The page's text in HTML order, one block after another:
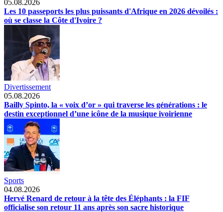
05.08.2026
Les 10 passeports les plus puissants d'Afrique en 2026 dévoilés :
où se classe la Côte d'Ivoire ?
Divertissement
05.08.2026
Bailly Spinto, la « voix d’or » qui traverse les générations : le
destin exceptionnel d’une icône de la musique ivoirienne
Sports
04.08.2026
Hervé Renard de retour à la tête des Éléphants : la FIF
officialise son retour 11 ans après son sacre historique